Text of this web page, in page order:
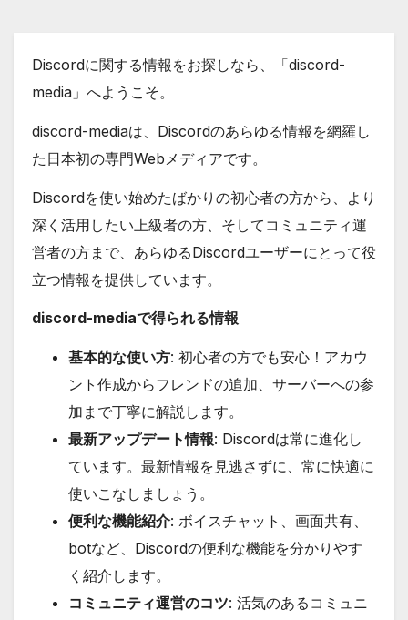
Discordに関する情報をお探しなら、「discord-
media」へようこそ。
discord-mediaは、Discordのあらゆる情報を網羅し
た日本初の専門Webメディアです。
Discordを使い始めたばかりの初心者の方から、より
深く活用したい上級者の方、そしてコミュニティ運
営者の方まで、あらゆるDiscordユーザーにとって役
立つ情報を提供しています。
discord-mediaで得られる情報
基本的な使い方: 初心者の方でも安心！アカウ
ント作成からフレンドの追加、サーバーへの参
加まで丁寧に解説します。
最新アップデート情報: Discordは常に進化し
ています。最新情報を見逃さずに、常に快適に
使いこなしましょう。
便利な機能紹介: ボイスチャット、画面共有、
botなど、Discordの便利な機能を分かりやす
く紹介します。
コミュニティ運営のコツ: 活気のあるコミュニ